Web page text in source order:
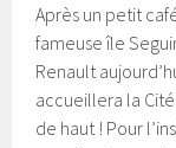
Après un petit
fameuse île
Renault
accueillera la
de haut ! Pour